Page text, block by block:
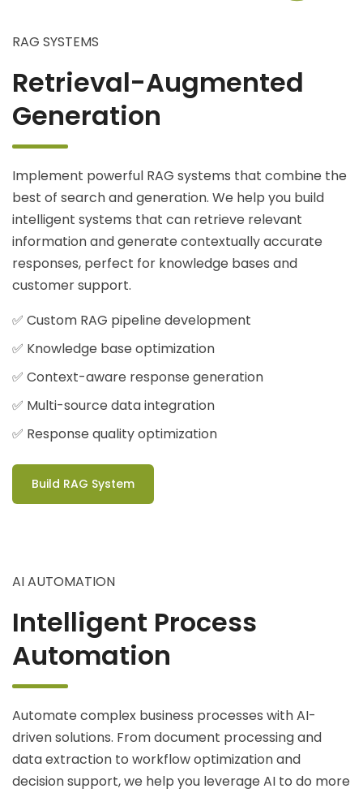
RAG SYSTEMS
Retrieval-Augmented
Generation
Implement powerful RAG systems that combine the
best of search and generation. We help you build
intelligent systems that can retrieve relevant
information and generate contextually accurate
responses, perfect for knowledge bases and
customer support.
✅ Custom RAG pipeline development
✅ Knowledge base optimization
✅ Context-aware response generation
✅ Multi-source data integration
✅ Response quality optimization
Build RAG System
AI AUTOMATION
Intelligent Process
Automation
Automate complex business processes with AI-
driven solutions. From document processing and
data extraction to workflow optimization and
decision support, we help you leverage AI to do more